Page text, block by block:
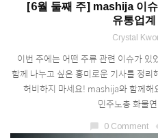
[6월 둘째 주] mashija 이
유통업
Crystal
이번 주에는 어떤 주류 관련 이슈가 있
함께 나누고 싶은 흥미로운 기사를 정
허비하지 마세요! mashija와 함께해
민주노총 화물
chat_bubble 0 Comment